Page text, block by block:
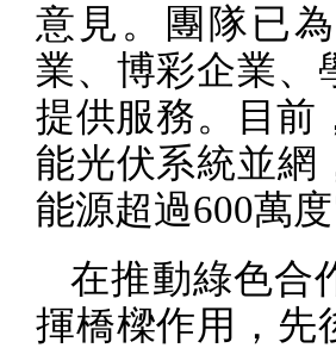
意見。團隊已
業、博彩企業、
提供服務。目前
能光伏系統並網
能源超過600萬度
在推動綠色合
揮橋樑作用，先